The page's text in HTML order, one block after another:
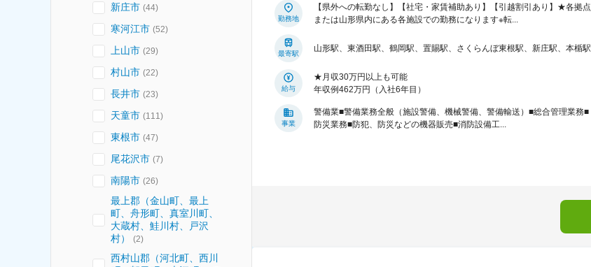
新庄市 (44)
寒河江市 (52)
上山市 (29)
村山市 (22)
長井市 (23)
天童市 (111 )
東根市 (47)
尾花沢市 (7)
南陽市 (26)
最上郡（金山町、最上
町、舟形町、真室川町、
大蔵村、鮭川村、戸沢
村）
(2)
西村山郡（河北町、西川
勤務地
【県外への転勤なし】【社宅・家賃補助あり】【引越割引あり】★各拠点
または山形県内にある各施設での勤務になります※転...
最寄駅
山形駅、東酒田駅、鶴岡駅、置賜駅、さくらんぼ東根駅、新庄駅、本楯駅
給与
★月収30万円以上も可能
年収例462万円（入社6年目）
事業
警備業■警備業務全般（施設警備、機械警備、警備輸送）■総合管理業務■
防災業務■防犯、防災などの機器販売■消防設備工...